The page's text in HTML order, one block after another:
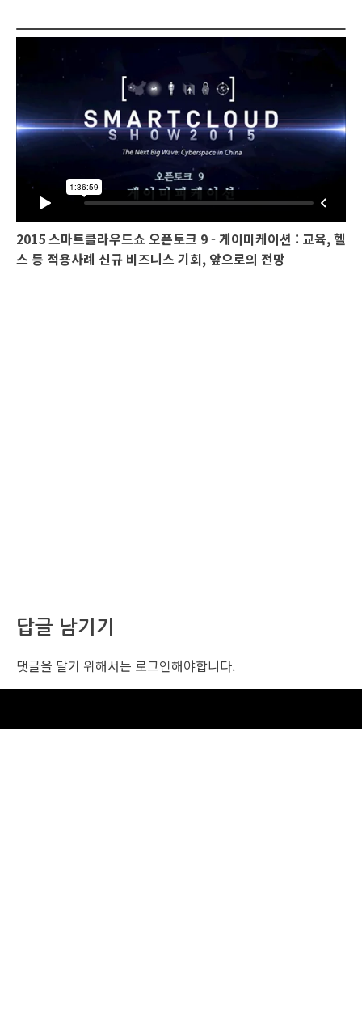
2015 스마트클라우드쇼 오픈토크 9 - 게이미케이션 : 교육, 헬
스 등 적용사례 신규 비즈니스 기회, 앞으로의 전망
답글 남기기
댓글을 달기 위해서는 로그인해야합니다.